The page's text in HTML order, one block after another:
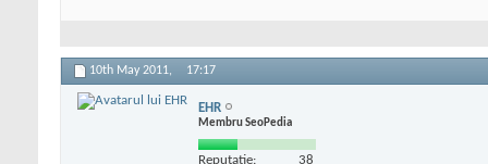
10th May 2011, 17:17
EHR
Membru SeoPedia
Reputatie: 38